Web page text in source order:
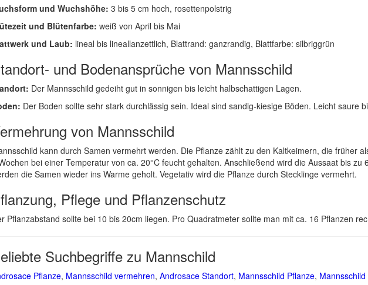
und Wuchshöhe: 3 bis 5 cm hoch, rosettenpolstrig
und Blütenfarbe: weiß von April bis Mai
und Laub: lineal bis lineallanzettlich, Blattrand: ganzrandig, Blattfarbe: silbriggrün
und Bodenansprüche von Mannsschild
Der Mannsschild gedeiht gut in sonnigen bis leicht halbschattigen Lagen.
Der Boden sollte sehr stark durchlässig sein. Ideal sind sandig-kiesige Böden. Leicht saure
von Mannsschild
kann durch Samen vermehrt werden. Die Pflanze zählt zu den Kaltkeimern, die früher
bei einer Temperatur von ca. 20°C feucht gehalten. Anschließend wird die Aussaat bis
die Samen wieder ins Warme geholt. Vegetativ wird die Pflanze durch Stecklinge vermehrt.
Pflege und Pflanzenschutz
Pflanzabstand sollte bei 10 bis 20cm liegen. Pro Quadratmeter sollte man mit ca. 16 Pflanzen
Suchbegriffe zu Mannschild
Pflanze, Mannsschild vermehren, Androsace Standort, Mannsschild Pflanze,